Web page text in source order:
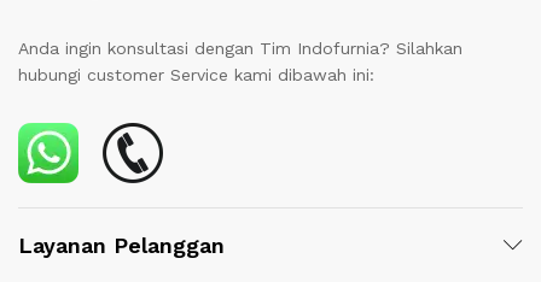
Anda ingin konsultasi dengan Tim Indofurnia? Silahkan
hubungi customer Service kami dibawah ini:
Layanan Pelanggan